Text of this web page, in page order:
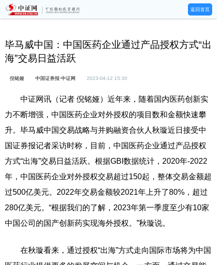
返回首页
毕马威中国：中国医药企业通过产品授权方式“出
海”交易日益活跃
倪铭娅 中国证券报·中证网 2023-04-12 15:30
中证网讯（记者 倪铭娅）近年来，随着国内医药创新实
力不断增强，中国医药企业对外授权的项目数和金额快速攀
升。毕马威中国交易战略与并购融资合伙人秋璇近日接受中
国证券报记者采访时称，目前，中国医药企业通过产品授权
方式“出海”交易日益活跃。根据GBI数据统计，2020年-2022
年，中国医药企业对外授权交易超过150起，整体交易金额超
过500亿美元。2022年交易金额较2021年上升了80%，超过
280亿美元。“根据我们的了解，2023年第一季度至少有10家
中国公司的国产创新药实现海外授权。”秋璇说。
在秋璇看来，通过授权“出海”方式走向国际市场将为中国